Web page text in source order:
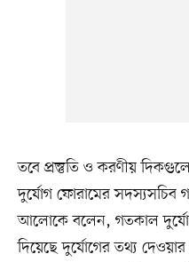
তবে প্রস্তুতি ও করণীয়
দুর্যোগ ফোরামের সদস্যসচিব
আলোকে বলেন, গতকাল দুর্যোগ
দিয়েছে দুর্যোগের তথ্য